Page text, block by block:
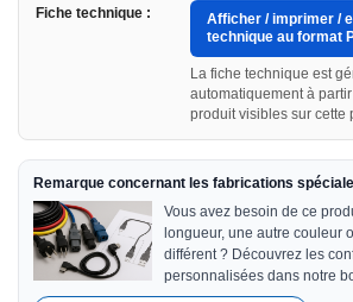
Fiche technique :
Afficher / imprimer /
technique au format
La fiche technique est
automatiquement à
produit visibles sur cette
Remarque concernant les fabrications
Vous avez besoin de ce
longueur, une autre couleur
différent ? Découvrez les
personnalisées dans notre